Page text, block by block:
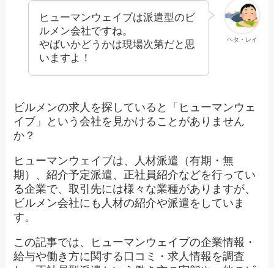
ヘタ・レイ
ヒューマンウェイブは派遣型のビ
ルメン会社ですね。
やばいかどうかは現場次第だと思
いますよ！
ビルメンの求人を探していると「ヒューマンウェ
イブ」という会社を見かけることがありません
か？
ヒューマンウェイブは、人材派遣（有期・無
期）、紹介予定派遣、正社員紹介などを行ってい
る企業で、取引先には様々な業種がありますが、
ビルメン会社にも人材の紹介や派遣をしていま
す。
この記事では、ヒューマンウェイブの企業情報・
給与や働き方に関する口コミ・求人情報を調査